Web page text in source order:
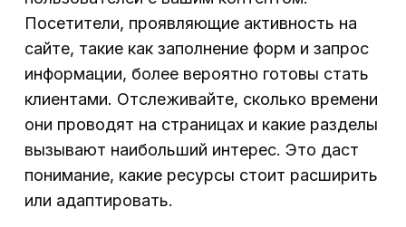
Посетители, проявляющие активность на
сайте, такие как заполнение форм и запрос
информации, более вероятно готовы стать
клиентами. Отслеживайте, сколько времени
они проводят на страницах и какие разделы
вызывают наибольший интерес. Это даст
понимание, какие ресурсы стоит расширить
или адаптировать.